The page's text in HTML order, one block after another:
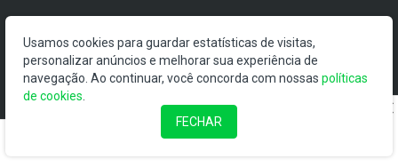
O Money Times publica matérias de cunho jornalístico, que
visam a democratização da informação. Nossas
publicações devem ser compreendidas como boletins
anunciadores e divulgadores, e não como uma
Usamos cookies para guardar estatísticas de visitas,
personalizar anúncios e melhorar sua experiência de
navegação. Ao continuar, você concorda com nossas políticas
de cookies
FECHAR